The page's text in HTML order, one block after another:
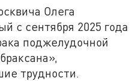
Олега
с сентября 2025 года
поджелудочной
трудности.